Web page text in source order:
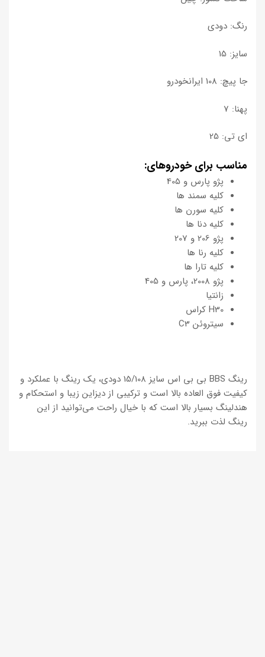
رنگ: دودی
سایز: 15
جا پیچ: 108 ایرانخودرو
پهنا: 7
ای تی: 25
مناسب برای خودروهای:
پژو پارس و 405
کلیه سمند ها
کلیه سورن ها
کلیه دنا ها
پژو 206 و 207
کلیه رنا ها
کلیه تارا ها
پژو 2008، پارس و 405
زانتیا
H30 کراس
سیتروئن C3
رینگ BBS بی‌ بی‌ اس سایز 15/108 دودی، یک رینگ با عملکرد و
کیفیت فوق العاده بالا است و ترکیبی از دیزاین زیبا و استحکام و
هندلینگ بسیار بالا است که با خیال راحت می‌توانید از این
رینگ لذت ببرید.